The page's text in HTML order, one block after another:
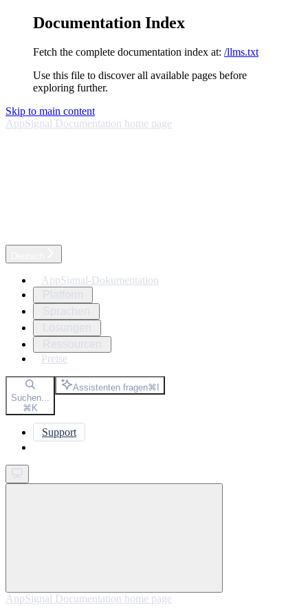
Documentation Index
Fetch the complete documentation index at: /llms.txt
Use this file to discover all available pages before
exploring further.
Skip to main content
AppSignal Documentation home page
AppSignal-Dokumentation
Preise
Suchen...
⌘K
Assistenten fragen⌘I
Support
AppSignal Documentation home page